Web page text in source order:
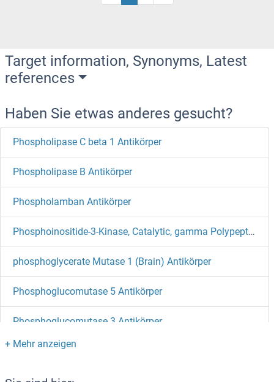
Target information, Synonyms, Latest
references
Haben Sie etwas anderes gesucht?
Phospholipase C beta 1 Antikörper
Phospholipase B Antikörper
Phospholamban Antikörper
Phosphoinositide-3-Kinase, Catalytic, gamma Polypeptide Antikörper
phosphoglycerate Mutase 1 (Brain) Antikörper
Phosphoglucomutase 5 Antikörper
Phosphoglucomutase 3 Antikörper
Phosphoglucomutase 2 Antikörper